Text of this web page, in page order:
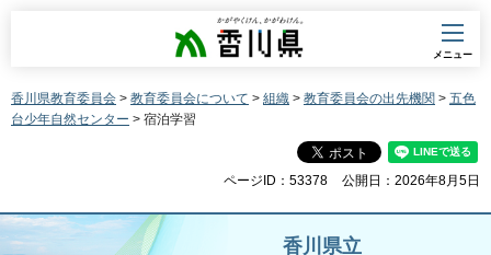
香川県
メニュー
香川県教育委員会 > 教育委員会について > 組織 > 教育委員会の出先機関 > 五色
台少年自然センター > 宿泊学習
ページID：53378 公開日：2026年8月5日
香川県立